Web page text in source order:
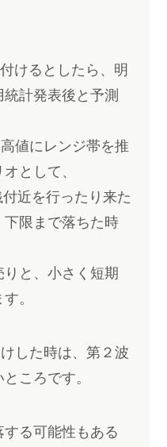
けるとしたら、明
計発表後と予測
値にレンジ帯を推
として、
近を行ったり来た
下限まで落ちた時
りと、小さく短期
。
した時は、第２波
ころです。
る可能性もある